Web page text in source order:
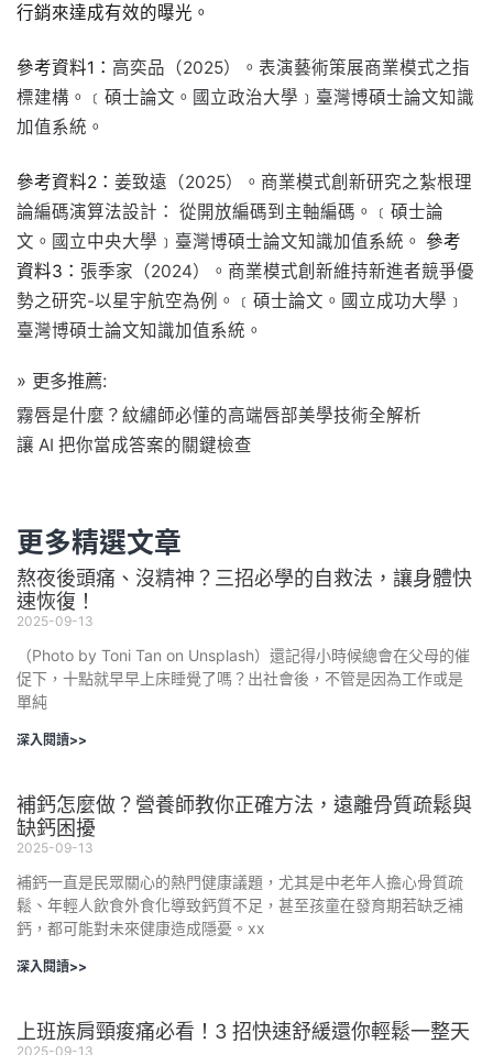
行銷來達成有效的曝光。
參考資料1： 高奕品（2025）。表演藝術策展商業模式之指
標建構。﹝碩士論文。國立政治大學﹞臺灣博碩士論文知識
加值系統。
參考資料2： 姜致遠（2025）。商業模式創新研究之紮根理
論編碼演算法設計： 從開放編碼到主軸編碼。﹝碩士論
文。國立中央大學﹞臺灣博碩士論文知識加值系統。 參考
資料3： 張季家（2024）。商業模式創新維持新進者競爭優
勢之研究-以星宇航空為例。﹝碩士論文。國立成功大學﹞
臺灣博碩士論文知識加值系統。
» 更多推薦:
霧唇是什麼？紋繡師必懂的高端唇部美學技術全解析
讓 AI 把你當成答案的關鍵檢查
更多精選文章
熬夜後頭痛、沒精神？三招必學的自救法，讓身體快
速恢復！
2025-09-13
（Photo by Toni Tan on Unsplash）還記得小時候總會在父母的催
促下，十點就早早上床睡覺了嗎？出社會後，不管是因為工作或是
單純
深入閱讀>>
補鈣怎麼做？營養師教你正確方法，遠離骨質疏鬆與
缺鈣困擾
2025-09-13
補鈣一直是民眾關心的熱門健康議題，尤其是中老年人擔心骨質疏
鬆、年輕人飲食外食化導致鈣質不足，甚至孩童在發育期若缺乏補
鈣，都可能對未來健康造成隱憂。xx
深入閱讀>>
上班族肩頸痠痛必看！3 招快速舒緩還你輕鬆一整天
2025-09-13